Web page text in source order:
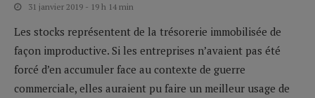
31 janvier 2019 - 19 h 14 min
Les stocks représentent de la trésorerie immobilisée de
façon improductive. Si les entreprises n’avaient pas été
forcé d’en accumuler face au contexte de guerre
commerciale, elles auraient pu faire un meilleur usage de